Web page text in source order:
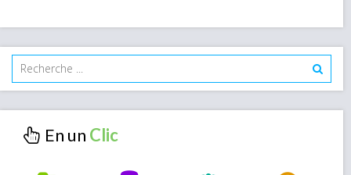
En un